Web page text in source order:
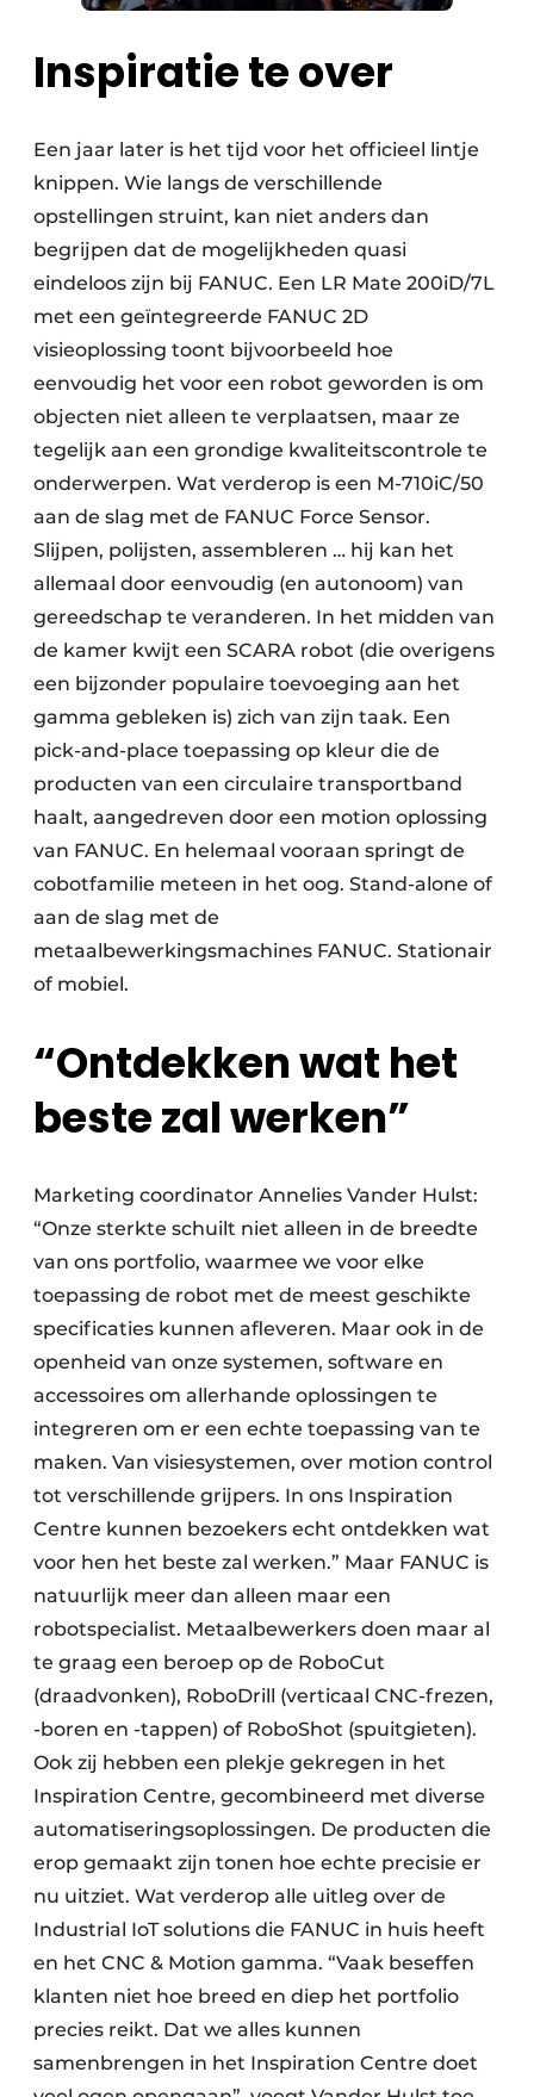
Inspiratie te over
Een jaar later is het tijd voor het officieel lintje
knippen. Wie langs de verschillende
opstellingen struint, kan niet anders dan
begrijpen dat de mogelijkheden quasi
eindeloos zijn bij FANUC. Een LR Mate 200iD/7L
met een geïntegreerde FANUC 2D
visieoplossing toont bijvoorbeeld hoe
eenvoudig het voor een robot geworden is om
objecten niet alleen te verplaatsen, maar ze
tegelijk aan een grondige kwaliteitscontrole te
onderwerpen. Wat verderop is een M-710iC/50
aan de slag met de FANUC Force Sensor.
Slijpen, polijsten, assembleren … hij kan het
allemaal door eenvoudig (en autonoom) van
gereedschap te veranderen. In het midden van
de kamer kwijt een SCARA robot (die overigens
een bijzonder populaire toevoeging aan het
gamma gebleken is) zich van zijn taak. Een
pick-and-place toepassing op kleur die de
producten van een circulaire transportband
haalt, aangedreven door een motion oplossing
van FANUC. En helemaal vooraan springt de
cobotfamilie meteen in het oog. Stand-alone of
aan de slag met de
metaalbewerkingsmachines FANUC. Stationair
of mobiel.
“Ontdekken wat het
beste zal werken”
Marketing coordinator Annelies Vander Hulst:
“Onze sterkte schuilt niet alleen in de breedte
van ons portfolio, waarmee we voor elke
toepassing de robot met de meest geschikte
specificaties kunnen afleveren. Maar ook in de
openheid van onze systemen, software en
accessoires om allerhande oplossingen te
integreren om er een echte toepassing van te
maken. Van visiesystemen, over motion control
tot verschillende grijpers. In ons Inspiration
Centre kunnen bezoekers echt ontdekken wat
voor hen het beste zal werken.” Maar FANUC is
natuurlijk meer dan alleen maar een
robotspecialist. Metaalbewerkers doen maar al
te graag een beroep op de RoboCut
(draadvonken), RoboDrill (verticaal CNC-frezen,
-boren en -tappen) of RoboShot (spuitgieten).
Ook zij hebben een plekje gekregen in het
Inspiration Centre, gecombineerd met diverse
automatiseringsoplossingen. De producten die
erop gemaakt zijn tonen hoe echte precisie er
nu uitziet. Wat verderop alle uitleg over de
Industrial IoT solutions die FANUC in huis heeft
en het CNC & Motion gamma. “Vaak beseffen
klanten niet hoe breed en diep het portfolio
precies reikt. Dat we alles kunnen
samenbrengen in het Inspiration Centre doet